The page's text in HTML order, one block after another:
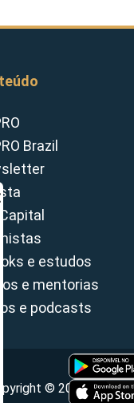
Brazil
Capital
e estudos
e mentorias
e podcasts
© 2026 -